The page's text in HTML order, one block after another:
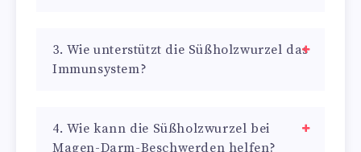
3. Wie unterstützt die Süßholzwurzel das
Immunsystem?
4. Wie kann die Süßholzwurzel bei
Magen-Darm-Beschwerden helfen?